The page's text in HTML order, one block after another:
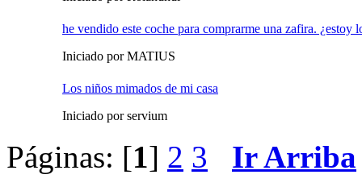
he vendido este coche para comprarme una zafira. ¿estoy
Iniciado por MATIUS
Los niños mimados de mi casa
Iniciado por servium
Páginas: [1] 2 3
Ir Arriba